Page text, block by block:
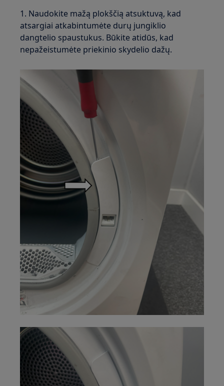
1. Naudokite mažą plokščią atsuktuvą, kad
atsargiai atkabintumėte durų jungiklio
dangtelio spaustukus. Būkite atidūs, kad
nepažeistumėte priekinio skydelio dažų.